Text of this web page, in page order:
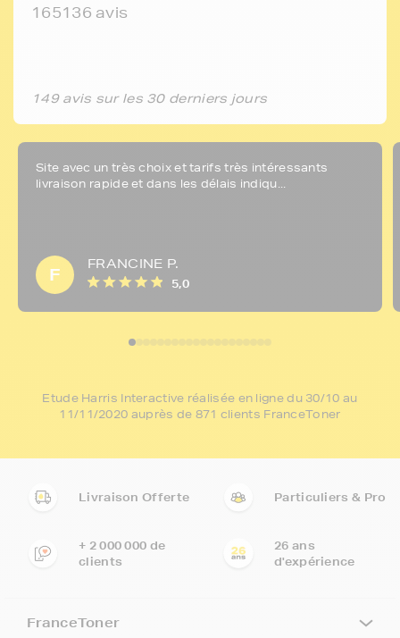
165136 avis
149 avis sur les 30 derniers jours
Site avec un très choix et tarifs très intéressants
livraison rapide et dans les délais indiqu...
F
FRANCINE P.
5,0
Etude Harris Interactive réalisée en ligne du 30/10 au
11/11/2020 auprès de 871 clients FranceToner
Livraison Offerte Particuliers & Pro
+ 2 000 000 de
clients
26 ans
d'expérience
FranceToner